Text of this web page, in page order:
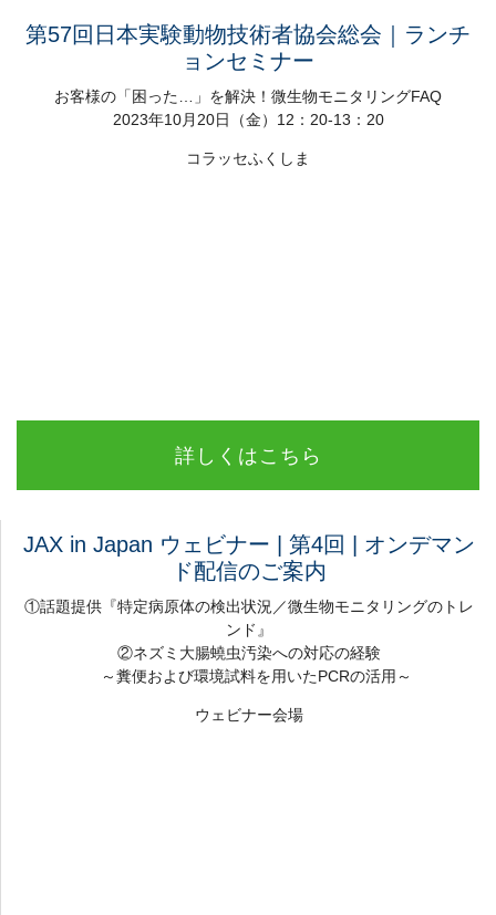
第57回日本実験動物技術者協会総会｜ランチ
ョンセミナー
お客様の「困った…」を解決！微生物モニタリングFAQ
2023年10月20日（金）12：20-13：20
コラッセふくしま
詳しくはこちら
JAX in Japan ウェビナー | 第4回 | オンデマン
ド配信のご案内
①話題提供『特定病原体の検出状況／微生物モニタリングのトレ
ンド』
②ネズミ大腸蟯虫汚染への対応の経験
～糞便および環境試料を用いたPCRの活用～
ウェビナー会場